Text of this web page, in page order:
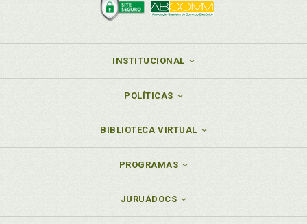
INSTITUCIONAL
POLÍTICAS
BIBLIOTECA VIRTUAL
PROGRAMAS
JURUÁDOCS